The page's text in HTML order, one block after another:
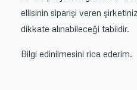
ellisinin siparişi veren
dikkate alınabileceği tabiidir.
Bilgi edinilmesini rica ederim.